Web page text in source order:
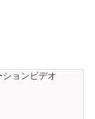
ョンビデオ